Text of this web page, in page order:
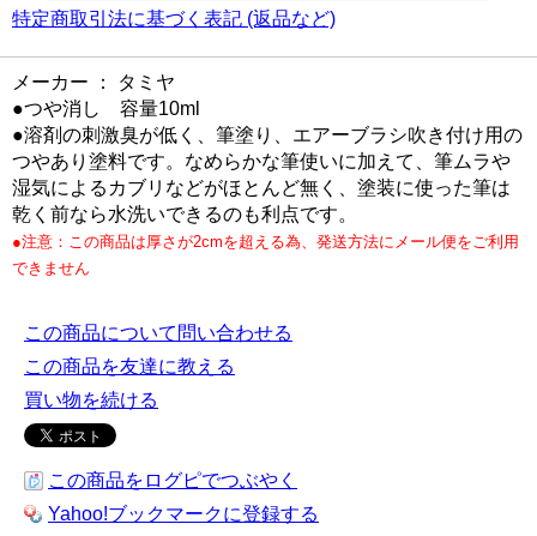
特定商取引法に基づく表記 (返品など)
メーカー ： タミヤ
●つや消し 容量10ml
●溶剤の刺激臭が低く、筆塗り、エアーブラシ吹き付け用の
つやあり塗料です。なめらかな筆使いに加えて、筆ムラや
湿気によるカブリなどがほとんど無く、塗装に使った筆は
乾く前なら水洗いできるのも利点です。
●注意：この商品は厚さが2cmを超える為、発送方法にメール便をご利用
できません
この商品について問い合わせる
この商品を友達に教える
買い物を続ける
この商品をログピでつぶやく
Yahoo!ブックマークに登録する